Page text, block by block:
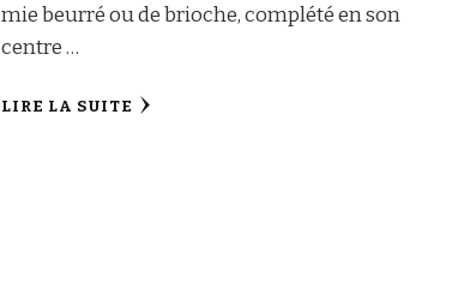
mie beurré ou de brioche, complété en son
centre …
LIRE LA SUITE